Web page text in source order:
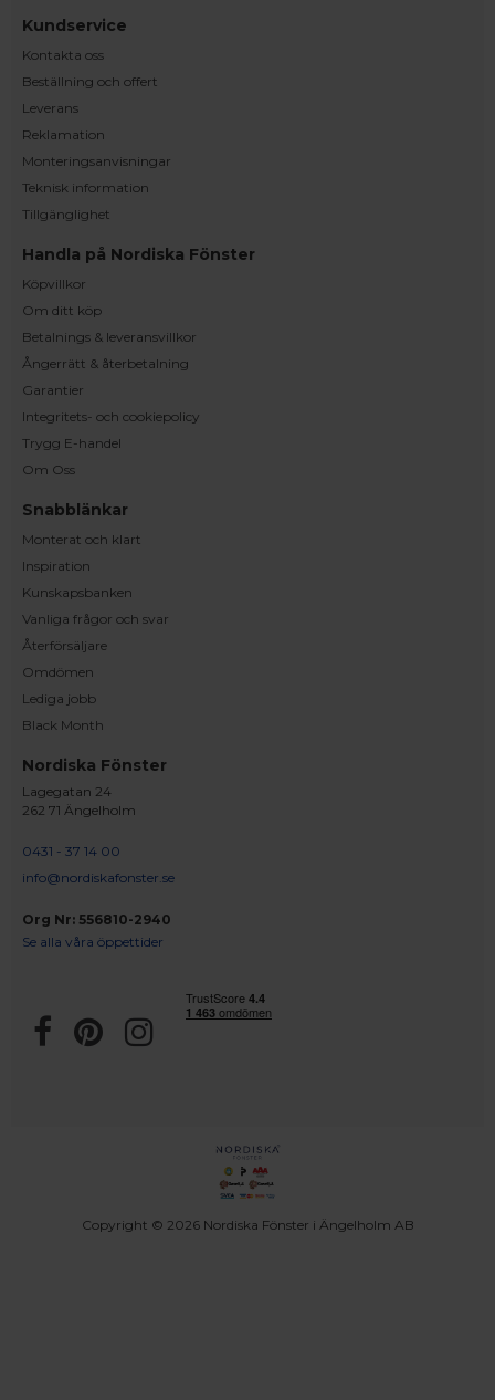
Kundservice
Kontakta oss
Beställning och offert
Leverans
Reklamation
Monteringsanvisningar
Teknisk information
Tillgänglighet
Handla på Nordiska Fönster
Köpvillkor
Om ditt köp
Betalnings & leveransvillkor
Ångerrätt & återbetalning
Garantier
Integritets- och cookiepolicy
Trygg E-handel
Om Oss
Snabblänkar
Monterat och klart
Inspiration
Kunskapsbanken
Vanliga frågor och svar
Återförsäljare
Omdömen
Lediga jobb
Black Month
Nordiska Fönster
Lagegatan 24
262 71 Ängelholm
0431 - 37 14 00
info@nordiskafonster.se
Org Nr: 556810-2940
Se alla våra öppettider
Copyright © 2026 Nordiska Fönster i Ängelholm AB